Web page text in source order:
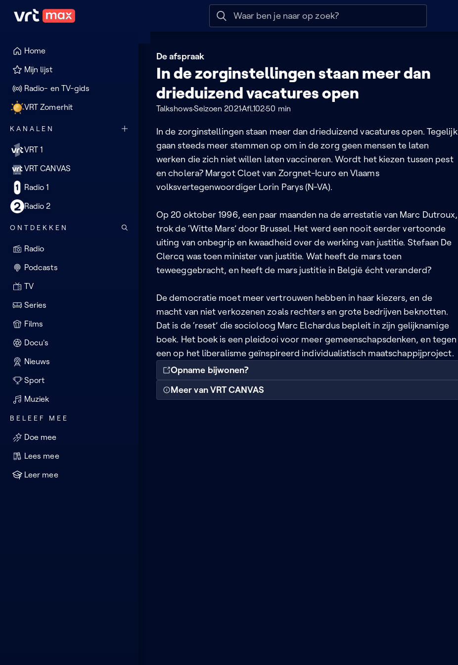
Naar hoofdinhoud Naar help
Home
Mijn lijst
Radio- en TV-gids
VRT Zomerhit
KANALEN
VRT 1
VRT CANVAS
Radio 1
Radio 2
ONTDEKKEN
Radio
Podcasts
TV
Series
Films
Docu's
Nieuws
Sport
Muziek
BELEEF MEE
Doe mee
Lees mee
Leer mee
De afspraak
In de zorginstellingen staan meer dan
drieduizend vacatures open
TalkshowsSeizoen 2021 Afl.10250 min
In de zorginstellingen staan meer dan drieduizend vacatures open. Tegelijk
gaan steeds meer stemmen op om in de zorg geen mensen te laten
werken die zich niet willen laten vaccineren. Wordt het kiezen tussen pest
en cholera? Margot Cloet van Zorgnet-Icuro en Vlaams
volksvertegenwoordiger Lorin Parys (N-VA).
Op 20 oktober 1996, een paar maanden na de arrestatie van Marc Dutroux,
trok de ‘Witte Mars’ door Brussel. Het werd een nooit eerder vertoonde
uiting van onbegrip en kwaadheid over de werking van justitie. Stefaan De
Clercq was toen minister van justitie. Wat heeft de mars toen
teweeggebracht, en heeft de mars justitie in België écht veranderd?
De democratie moet meer vertrouwen hebben in haar kiezers, en de
macht van niet verkozenen zoals rechters en grote bedrijven beknotten.
Dat is de ‘reset’ die socioloog Marc Elchardus bepleit in zijn gelijknamige
boek. Het boek is een pleidooi voor meer gemeenschapsdenken, en tegen
een op het liberalisme geïnspireerd individualistisch maatschappijproject.
Opname bijwonen?
Meer van VRT CANVAS